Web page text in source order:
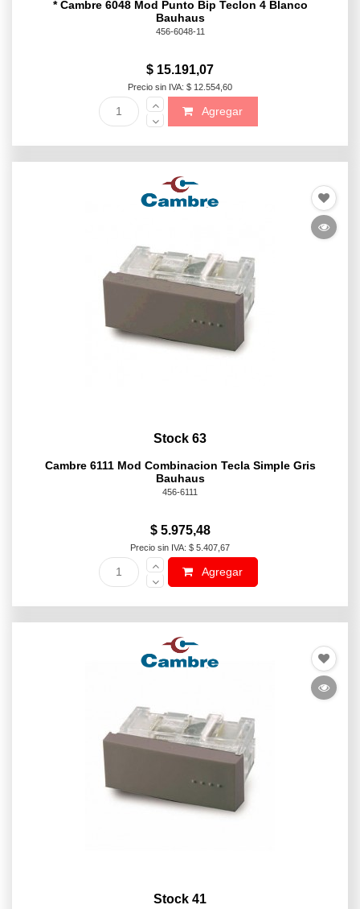
* Cambre 6048 Mod Punto Bip Teclon 4 Blanco
Bauhaus
456-6048-11
$ 15.191,07
Precio sin IVA: $ 12.554,60
Agregar
Stock 63
Cambre 6111 Mod Combinacion Tecla Simple Gris
Bauhaus
456-6111
$ 5.975,48
Precio sin IVA: $ 5.407,67
Agregar
Stock 41